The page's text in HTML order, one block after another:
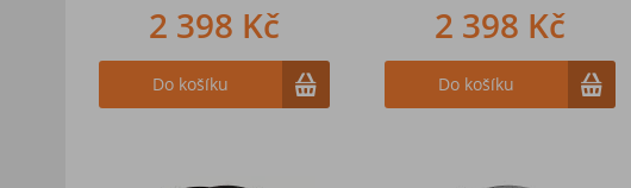
2 398 Kč
Do košíku
2 398 Kč
Do košíku